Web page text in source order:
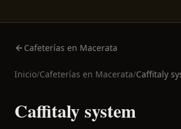
Cafeterías en Macerata
Inicio/Cafeterías en Macerata/Caffitaly
Caffitaly system